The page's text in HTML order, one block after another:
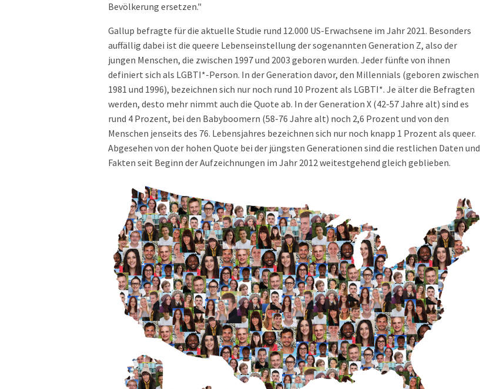
Bevölkerung ersetzen."
Gallup befragte für die aktuelle Studie rund 12.000 US-Erwachsene im Jahr 2021. Besonders
auffällig dabei ist die queere Lebenseinstellung der sogenannten Generation Z, also der
jungen Menschen, die zwischen 1997 und 2003 geboren wurden. Jeder fünfte von ihnen
definiert sich als LGBTI*-Person. In der Generation davor, den Millennials (geboren zwischen
1981 und 1996), bezeichnen sich nur noch rund 10 Prozent als LGBTI*. Je älter die Befragten
werden, desto mehr nimmt auch die Quote ab. In der Generation X (42-57 Jahre alt) sind es
rund 4 Prozent, bei den Babyboomern (58-76 Jahre alt) noch 2,6 Prozent und von den
Menschen jenseits des 76. Lebensjahres bezeichnen sich nur noch knapp 1 Prozent als queer.
Abgesehen von der hohen Quote bei der jüngsten Generationen sind die restlichen Daten und
Fakten seit Beginn der Aufzeichnungen im Jahr 2012 weitestgehend gleich geblieben.